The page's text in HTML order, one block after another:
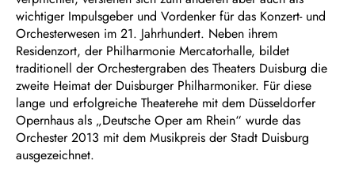
wichtiger Impulsgeber und Vordenker für das Konzert- und
Orchesterwesen im 21. Jahrhundert. Neben ihrem
Residenzort, der Philharmonie Mercatorhalle, bildet
traditionell der Orchestergraben des Theaters Duisburg die
zweite Heimat der Duisburger Philharmoniker. Für diese
lange und erfolgreiche Theaterehe mit dem Düsseldorfer
Opernhaus als „Deutsche Oper am Rhein“ wurde das
Orchester 2013 mit dem Musikpreis der Stadt Duisburg
ausgezeichnet.